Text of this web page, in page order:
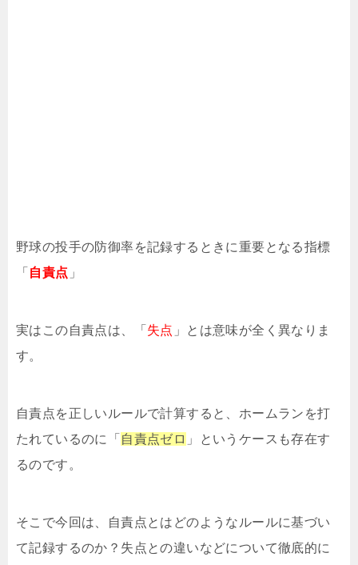
野球の投手の防御率を記録するときに重要となる指標
「 自責点 」
実はこの自責点は、「 失点 」とは意味が全く異なりま
す。
自責点を正しいルールで計算すると、ホームランを打
たれているのに「 自責点ゼロ 」というケースも存在す
るのです。
そこで今回は、自責点とはどのようなルールに基づい
て記録するのか？失点との違いなどについて徹底的に